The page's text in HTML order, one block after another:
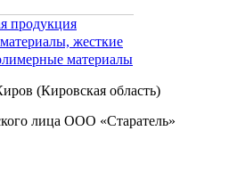
продукция
жесткие
материалы
(Кировская область)
лица ООО «Старатель»